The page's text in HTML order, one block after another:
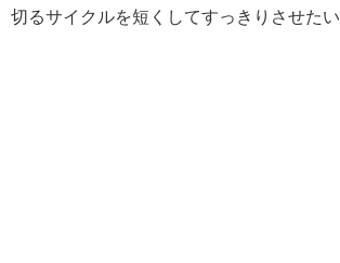
切るサイクルを短くしてすっきりさせたい